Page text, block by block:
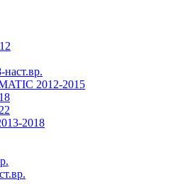
2012-2015
2018